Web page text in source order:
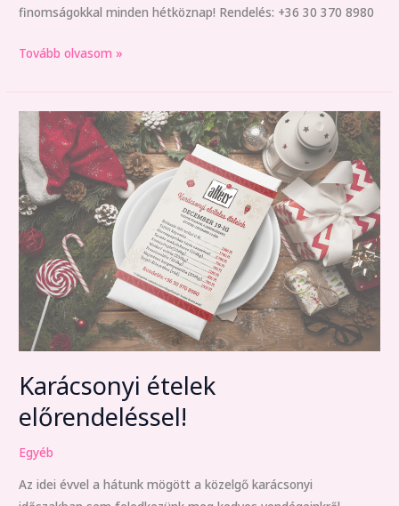
finomságokkal minden hétköznap! Rendelés: +36 30 370 8980
Tovább olvasom »
Karácsonyi ételek
előrendeléssel!
Egyéb
Az idei évvel a hátunk mögött a közelgő karácsonyi
Karácsonyi
ételek
előrendeléssel!